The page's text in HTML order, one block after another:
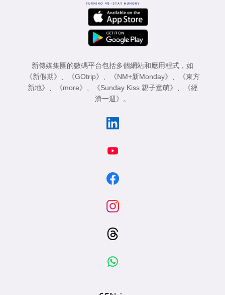
新傳媒集團的數碼平台包括多個網站和應用程式，如
《新假期》 、 《GOtrip》 、 《NM+新Monday》 、
《東方
新地》 、 《more》 、 《Sunday Kiss 親子童萌》 、
《經
濟一週》 。